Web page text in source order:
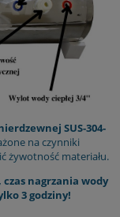
SUS-304-
na czynniki
żywotność materiału.
nagrzania wody
3 godziny!